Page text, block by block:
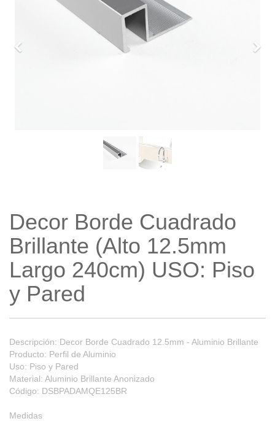
Decor Borde Cuadrado
Brillante (Alto 12.5mm
Largo 240cm) USO: Piso
y Pared
Descripción: Decor Borde Cuadrado 12.5mm - Aluminio Brillante
Producto: Perfil de Aluminio
Uso: Piso y Pared
Material: Aluminio Brillante Anonizado
Código: DSBPADAMQE125BR
Medidas